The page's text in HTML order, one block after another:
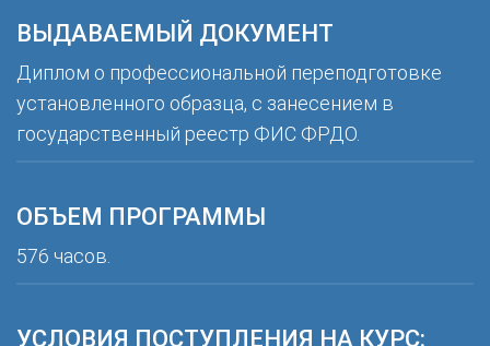
ВЫДАВАЕМЫЙ ДОКУМЕНТ
Диплом о профессиональной переподготовке
установленного образца, с занесением в
государственный реестр ФИС ФРДО.
ОБЪЕМ ПРОГРАММЫ
576 часов.
УСЛОВИЯ ПОСТУПЛЕНИЯ НА КУРС: